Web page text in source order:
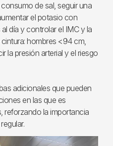
de sal, seguir una
el potasio con
día y controlar el IMC y la
hombres <94 cm,
la presión arterial y el riesgo
adicionales que pueden
en las que es
reforzando la importancia